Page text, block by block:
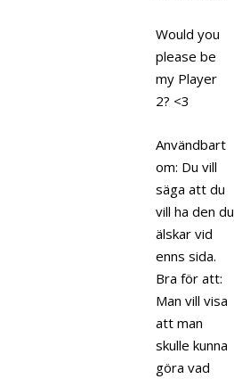
Would you
please be
my Player
2? <3
Användbart
om: Du vill
säga att du
vill ha den du
älskar vid
enns sida.
Bra för att:
Man vill visa
att man
skulle kunna
göra vad